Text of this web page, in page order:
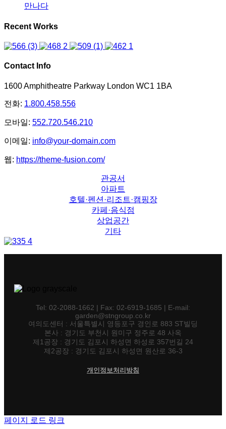
만나다
Recent Works
Contact Info
1600 Amphitheatre Parkway London WC1 1BA
전화: 1.800.458.556
모바일: 552.720.546.210
이메일: info@your-domain.com
웹: https://theme-fusion.com/
관공서
아파트
호텔·펜션·리조트·캠핑장
카페·음식점
상업공간
기타
Tel: 02-2088-1662 | Fax: 02-6919-1685 | E-mail:
garden@stngroup.co.kr
여의도센터 : 서울특별시 영등포구 경인로 883 ST빌딩
본사 : 경기도 부천시 원미구 정주로 48 사옥
제1공장 : 경기도 김포시 하성면 하성로 357번길 24
제2공장 : 경기도 김포시 하성면 원산로 36-3
개인정보처리방침
페이지 로드 링크